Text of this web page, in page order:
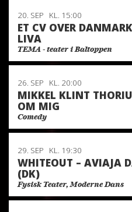
20. SEP KL. 15:00
ET CV OVER
LIVA
TEMA - teater i Baltoppen
26. SEP KL. 20:00
MIKKEL KLINT
OM MIG
Comedy
29. SEP KL. 19:30
WHITEOUT – AVIAJA
(DK)
Fysisk Teater, Moderne Dans